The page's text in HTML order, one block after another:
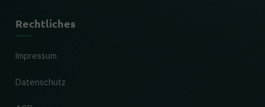
Rechtliches
Impressum
Datenschutz